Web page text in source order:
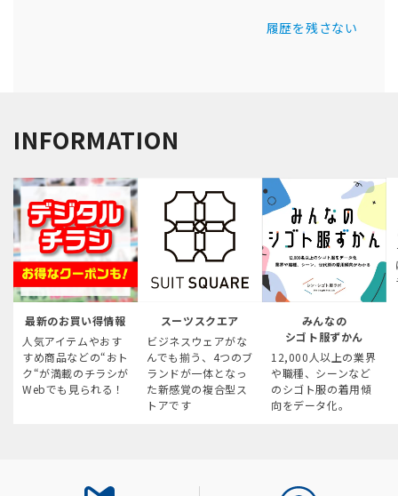
履歴を残さない
INFORMATION
最新のお買い得情報
人気アイテムやおす
すめ商品などの“おト
ク“が満載のチラシが
Webでも見られる！
スーツスクエア
ビジネスウェアがな
んでも揃う、4つのブ
ランドが一体となっ
た新感覚の複合型ス
トアです
みんなの
シゴト服ずかん
12,000人以上の業界
や職種、シーンなど
のシゴト服の着用傾
向をデータ化。